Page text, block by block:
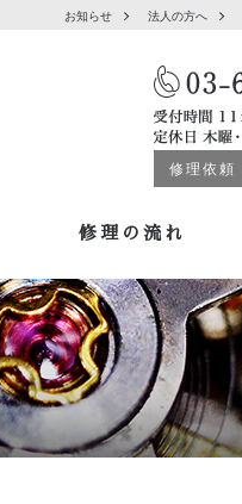
お知らせ 法人の方へ
修理依頼
修理の流れ